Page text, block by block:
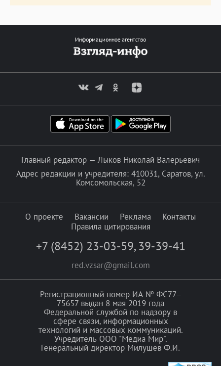
Информационное агентство
Главный редактор — Лыков Николай Валерьевич
Адрес редакции и учредителя: 410031, Саратов, ул.
Комсомольская, 52
О проекте Вакансии Реклама
Контакты
Правила цитирования
+7 (8452) 23-03-59, 39-39-41
red.vzsar@gmail.com
Регистрационный номер ИА № ФС77–
75657 выдан 8 мая 2019 года
Федеральной службой по надзору в
сфере связи, информационных
технологий и массовых коммуникаций.
Учредитель ООО "Медиа Мир".
Генеральный директор Милушев Ф.И.